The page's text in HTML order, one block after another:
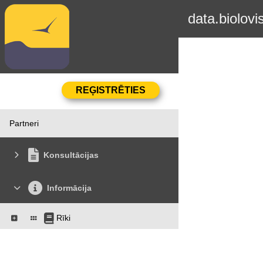
Partneri
Konsultācijas
Informācija
Rīki